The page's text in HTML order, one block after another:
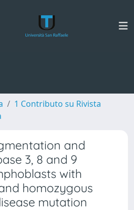
1 Contributo su Rivista
and
3, 8 and 9
with
homozygous
mutation